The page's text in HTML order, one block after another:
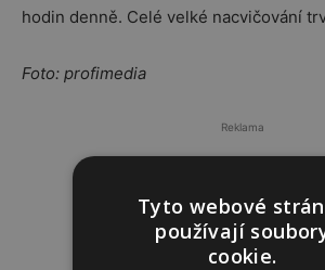
hodin denně. Celé velké nacvičování
Foto: profimedia
Reklama
Tyto webové
používají
cookie.